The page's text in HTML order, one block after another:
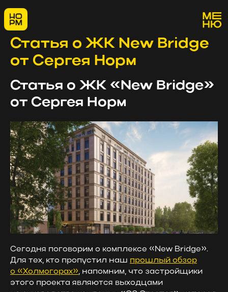
Статья о ЖК New Bridge
от Сергея Норм
Статья о ЖК «New Bridge»
от Сергея Норм
Сегодня поговорим о комплексе «New Bridge».
Для тех, кто пропустил наш прошлый обзор
о «Холмогорах», напомним, что застройщики
этого проекта являются выходцами